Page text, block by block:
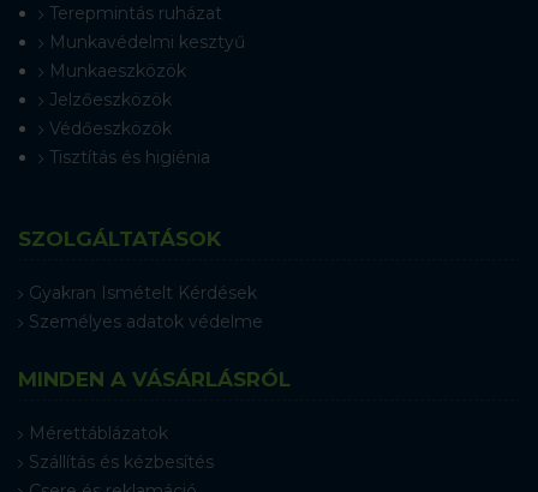
Terepmintás ruházat
Munkavédelmi kesztyű
Munkaeszközök
Jelzőeszközök
Védőeszközök
Tisztítás és higiénia
SZOLGÁLTATÁSOK
Gyakran Ismételt Kérdések
Személyes adatok védelme
MINDEN A VÁSÁRLÁSRÓL
Mérettáblázatok
Szállítás és kézbesítés